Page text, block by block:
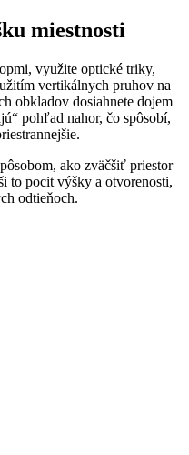
miestnosti
využite optické triky,
vertikálnych pruhov na
obkladov dosiahnete dojem
pohľad nahor, čo spôsobí,
ako zväčšiť priestor
to pocit výšky a otvorenosti,
odtieňoch.